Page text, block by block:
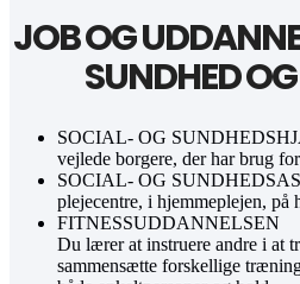
JOB OG
SUNDHED
SOCIAL- OG
vejlede borgere, der har brug
SOCIAL- OG
plejecentre, i hjemmeplejen, på
FITNESSUDDANNELSEN
Du lærer at instruere andre i at
sammensætte forskellige